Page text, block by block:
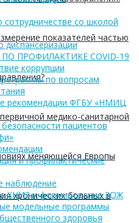
показателей частью
медико-санитарной
меняющейся Европы
хронических больных в
сотрудничестве со школой
диспансеризации
ПРОФИЛАКТИКЕ COVID-19
коррупции
по вопросам
рекомендации ФГБУ «НМИЦ
пациентов
и профилактические
наблюдение
ХНИЗ и формирование ЗОЖ
модельные программы
здоровья